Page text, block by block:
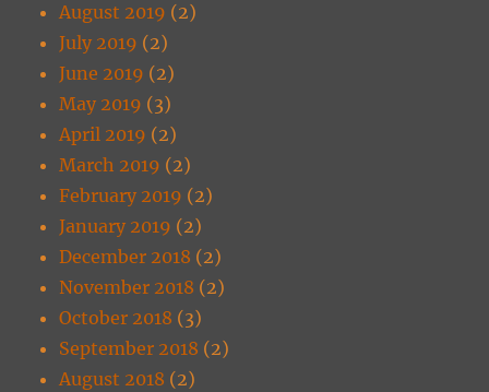
August 2019 (2)
July 2019 (2)
June 2019 (2)
May 2019 (3)
April 2019 (2)
March 2019 (2)
February 2019 (2)
January 2019 (2)
December 2018 (2)
November 2018 (2)
October 2018 (3)
September 2018 (2)
August 2018 (2)